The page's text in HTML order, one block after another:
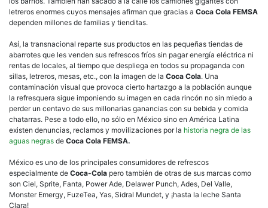
letreros enormes cuyos mensajes afirman que gracias a Coca Cola FEMSA
dependen millones de familias y tienditas.
Así, la transnacional reparte sus productos en las pequeñas tiendas de
abarrotes que les venden sus refrescos fríos sin pagar energía eléctrica ni
rentas de locales, al tiempo que despliega en todos su propaganda con
sillas, letreros, mesas, etc., con la imagen de la Coca Cola. Una
contaminación visual que provoca cierto hartazgo a la población aunque
la refresquera sigue imponiendo su imagen en cada rincón no sin miedo a
perder un centavo de sus millonarias ganancias con su bebida y comida
chatarras. Pese a todo ello, no sólo en México sino en América Latina
existen denuncias, reclamos y movilizaciones por la historia negra de las
aguas negras de Coca Cola FEMSA.
México es uno de los principales consumidores de refrescos
especialmente de Coca-Cola pero también de otras de sus marcas como
son Ciel, Sprite, Fanta, Power Ade, Delawer Punch, Ades, Del Valle,
Monster Emergy, FuzeTea, Yas, Sidral Mundet, y ¡hasta la leche Santa
Clara!